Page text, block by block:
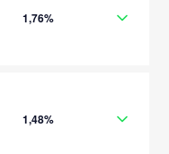
1,76%
1,48%